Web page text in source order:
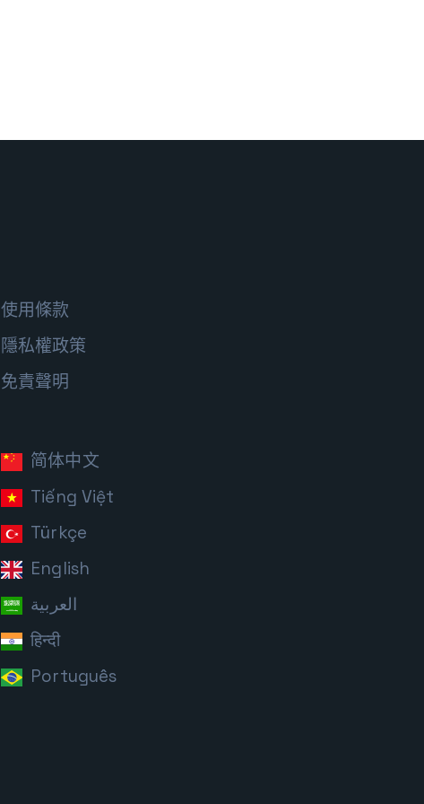
使用條款
隱私權政策
免責聲明
简体中文
Tiếng Việt
Türkçe
English
العربية
हिन्दी
Português